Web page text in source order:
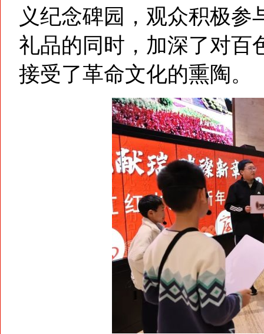
义纪念碑园，观众积极参
礼品的同时，加深了对百
接受了革命文化的熏陶。